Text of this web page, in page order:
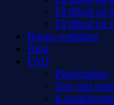
Få tilbud på
Få tilbud på
Bango webshop
Blog
FAQ
Plastvinduer
Træ-/alu